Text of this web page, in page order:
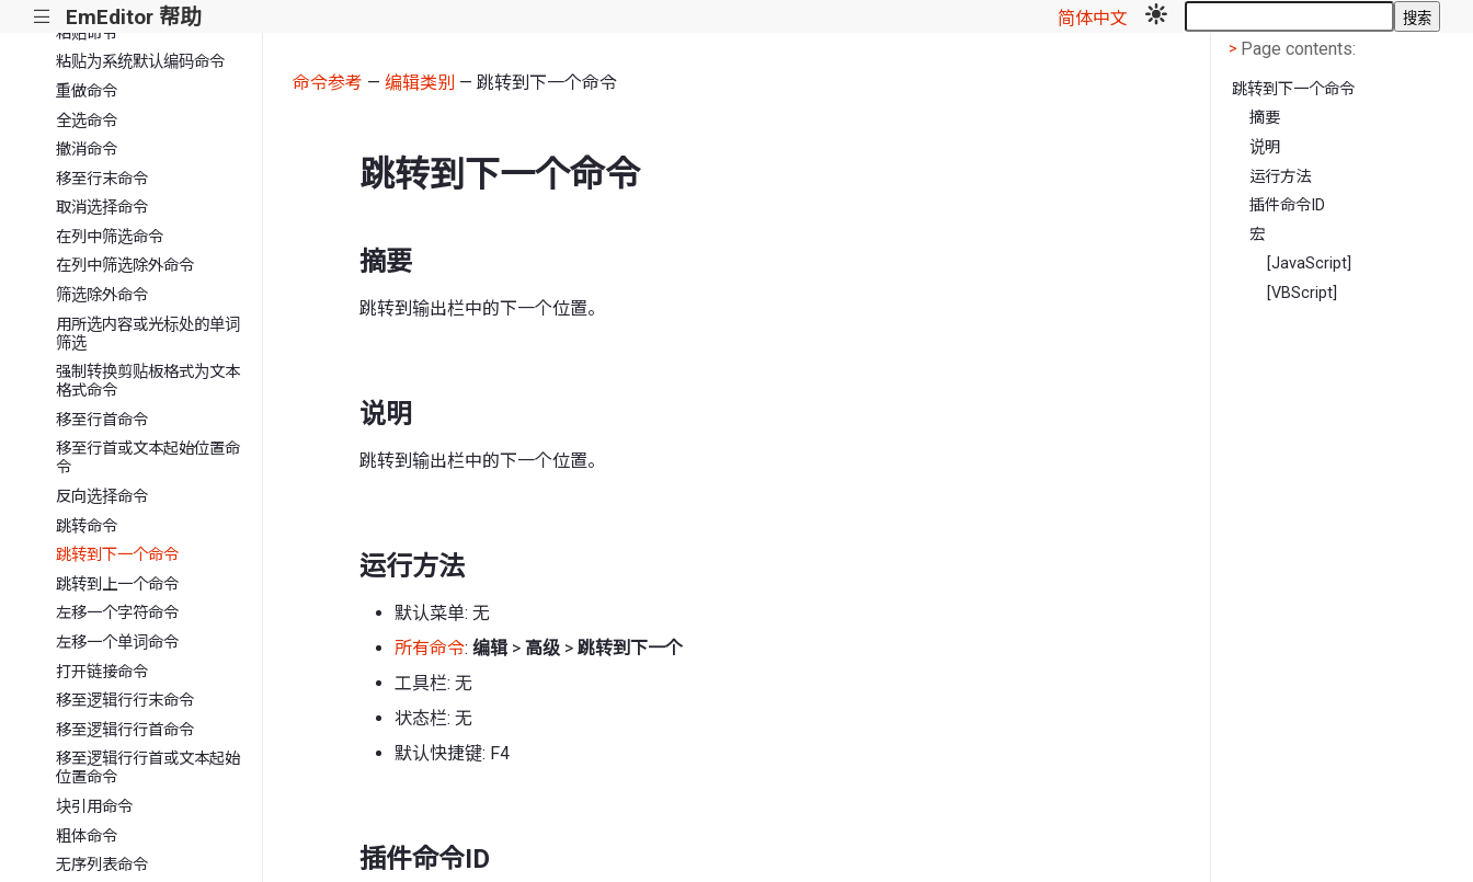
||| EmEditor 帮助 简体中文 搜索
粘贴命令
粘贴为系统默认编码命令
重做命令
全选命令
撤消命令
移至行末命令
取消选择命令
在列中筛选命令
在列中筛选除外命令
筛选除外命令
用所选内容或光标处的单词
筛选
强制转换剪贴板格式为文本
格式命令
移至行首命令
移至行首或文本起始位置命
令
反向选择命令
跳转命令
跳转到下一个命令
跳转到上一个命令
左移一个字符命令
左移一个单词命令
打开链接命令
移至逻辑行行末命令
移至逻辑行行首命令
移至逻辑行行首或文本起始
位置命令
块引用命令
粗体命令
无序列表命令
命令参考 — 编辑类别 — 跳转到下一个命令
跳转到下一个命令
摘要
跳转到输出栏中的下一个位置。
说明
跳转到输出栏中的下一个位置。
运行方法
默认菜单: 无
所有命令: 编辑 > 高级 > 跳转到下一个
工具栏: 无
状态栏: 无
默认快捷键: F4
插件命令ID
< Page contents
> Page contents:
跳转到下一个命令
摘要
说明
运行方法
插件命令ID
宏
[JavaScript]
[VBScript]